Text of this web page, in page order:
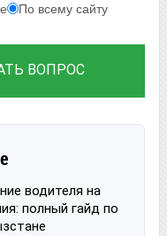
По всему сайту
ВОПРОС
водителя на
полный гайд по